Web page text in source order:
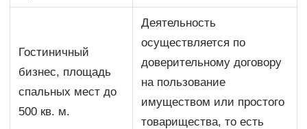
Гостиничный
бизнес, площадь
спальных мест до
500 кв. м.
Деятельность
осуществляется по
доверительному договору
на пользование
имуществом или простого
товарищества, то есть